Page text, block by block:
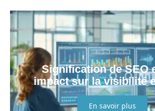
Signification de SEO
impact sur la visibilité
En savoir plus